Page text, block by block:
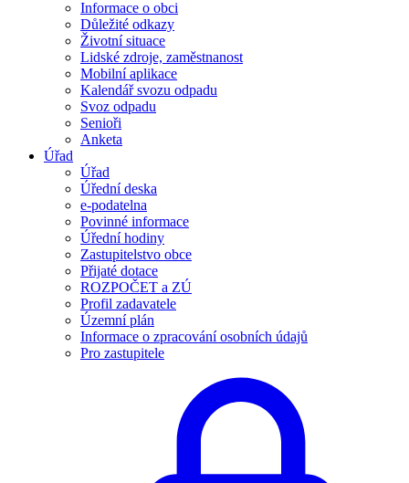
Informace o obci
Důležité odkazy
Životní situace
Lidské zdroje, zaměstnanost
Mobilní aplikace
Kalendář svozu odpadu
Svoz odpadu
Senioři
Anketa
Úřad
Úřad
Úřední deska
e-podatelna
Povinné informace
Úřední hodiny
Zastupitelstvo obce
Přijaté dotace
ROZPOČET a ZÚ
Profil zadavatele
Územní plán
Informace o zpracování osobních údajů
Pro zastupitele